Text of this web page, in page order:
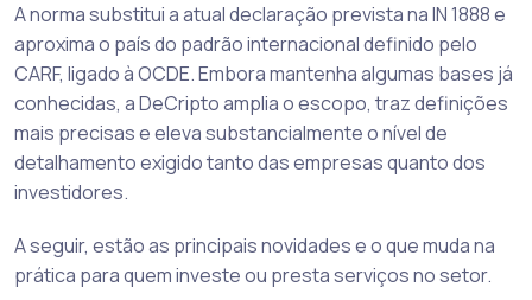
A norma substitui a atual declaração prevista na IN 1888 e
aproxima o país do padrão internacional definido pelo
CARF, ligado à OCDE. Embora mantenha algumas bases já
conhecidas, a DeCripto amplia o escopo, traz definições
mais precisas e eleva substancialmente o nível de
detalhamento exigido tanto das empresas quanto dos
investidores.
A seguir, estão as principais novidades e o que muda na
prática para quem investe ou presta serviços no setor.